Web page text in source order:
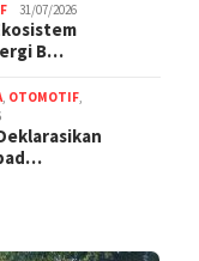
31/07/2026
B…
, OTOMOTIF,